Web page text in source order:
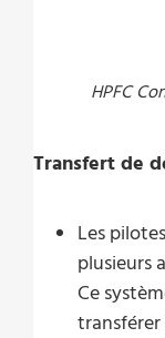
HPFC
Transfert de
Les
plusieurs
Ce
transférer